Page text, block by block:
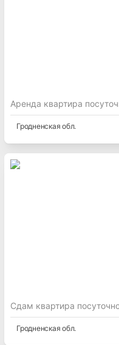
Аренда квартира
Гродненская обл.
Сдам квартира
Гродненская обл.